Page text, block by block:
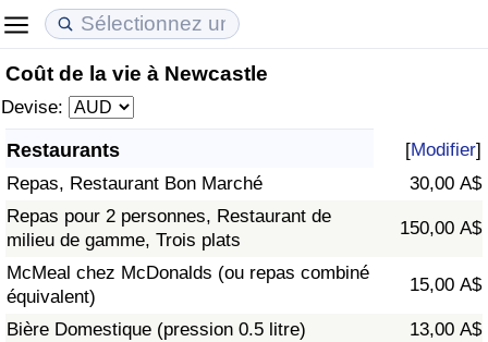
Coût de la vie à Newcastle
Devise:
Restaurants [Modifier]
Repas, Restaurant Bon Marché
30,00 A$
Repas pour 2 personnes, Restaurant de
milieu de gamme, Trois plats
150,00 A$
McMeal chez McDonalds (ou repas combiné
équivalent)
15,00 A$
Bière Domestique (pression 0.5 litre)
13,00 A$
Coût de la vie
Indice du Coût de la Vie
Indice du coût de la vie par pays
à Akaba
Prix de l'immobilier
Indice des Prix de l'immobilier
Indice des Prix de l'immobilier par Pays
Qualité de Vie
Indice de Qualité de Vie (Actuel)
Indice de qualité de vie par pays
Criminalité